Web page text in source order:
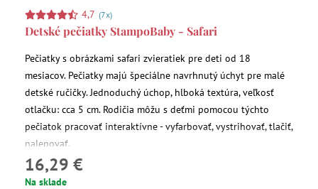
4,7 (7x)
Detské pečiatky StampoBaby - Safari
Pečiatky s obrázkami safari zvieratiek pre deti od 18
mesiacov. Pečiatky majú špeciálne navrhnutý úchyt pre malé
detské ručičky. Jednoduchý úchop, hlboká textúra, veľkosť
otlačku: cca 5 cm. Rodičia môžu s deťmi pomocou týchto
pečiatok pracovať interaktívne - vyfarbovať, vystrihovať, tlačiť,
nalepovať.
16,29 €
Na sklade